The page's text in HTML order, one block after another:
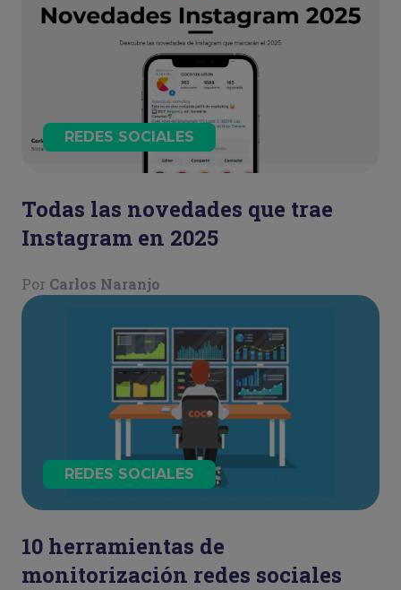
REDES SOCIALES
Todas las novedades que trae
Instagram en 2025
Por Carlos Naranjo
REDES SOCIALES
10 herramientas de
monitorización redes sociales